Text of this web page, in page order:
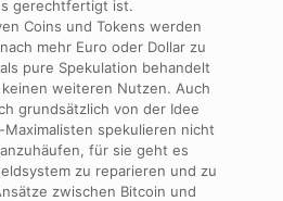
gerechtfertigt ist.
Coins und Tokens werden
mehr Euro oder Dollar zu
pure Spekulation behandelt
weiteren Nutzen. Auch
grundsätzlich von der Idee
spekulieren nicht
für sie geht es
zu reparieren und zu
zwischen Bitcoin und